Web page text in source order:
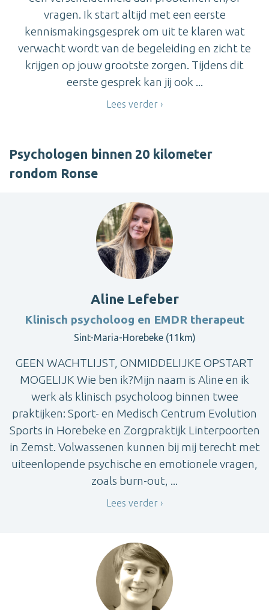
vragen. Ik start altijd met een eerste
kennismakingsgesprek om uit te klaren wat
verwacht wordt van de begeleiding en zicht te
krijgen op jouw grootste zorgen. Tijdens dit
eerste gesprek kan jij ook ...
Lees verder
Psychologen binnen 20 kilometer
rondom Ronse
Aline Lefeber
Klinisch psycholoog en EMDR therapeut
Sint-Maria-Horebeke (11km)
GEEN WACHTLIJST, ONMIDDELIJKE OPSTART
MOGELIJK Wie ben ik?Mijn naam is Aline en ik
werk als klinisch psycholoog binnen twee
praktijken: Sport- en Medisch Centrum Evolution
Sports in Horebeke en Zorgpraktijk Linterpoorten
in Zemst. Volwassenen kunnen bij mij terecht met
uiteenlopende psychische en emotionele vragen,
zoals burn-out, ...
Lees verder